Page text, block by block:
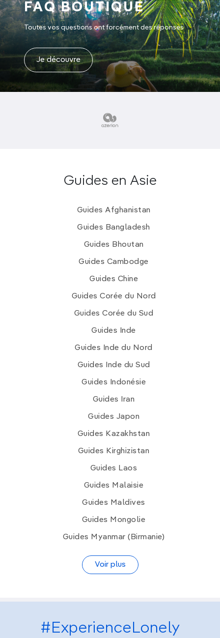
FAQ BOUTIQUE
Toutes vos questions ont forcément des réponses
Je découvre
Guides en Asie
Guides Afghanistan
Guides Bangladesh
Guides Bhoutan
Guides Cambodge
Guides Chine
Guides Corée du Nord
Guides Corée du Sud
Guides Inde
Guides Inde du Nord
Guides Inde du Sud
Guides Indonésie
Guides Iran
Guides Japon
Guides Kazakhstan
Guides Kirghizistan
Guides Laos
Guides Malaisie
Guides Maldives
Guides Mongolie
Guides Myanmar (Birmanie)
Voir plus
#ExperienceLonely